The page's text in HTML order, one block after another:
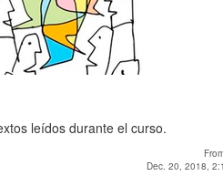
leídos durante el curso.
Dec. 20, 2018,